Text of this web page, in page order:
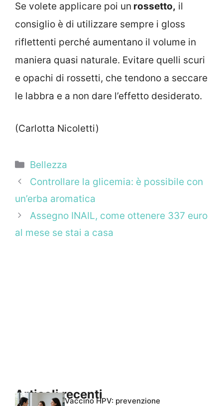
Se volete applicare poi un rossetto, il
consiglio è di utilizzare sempre i gloss
riflettenti perché aumentano il volume in
maniera quasi naturale. Evitare quelli scuri
e opachi di rossetti, che tendono a seccare
le labbra e a non dare l’effetto desiderato.
(Carlotta Nicoletti)
Categorie
Bellezza
Controllare la glicemia: è possibile con
un’erba aromatica
Assegno INAIL, come ottenere 337 euro
al mese se stai a casa
Articoli recentiVaccino HPV: prevenzione